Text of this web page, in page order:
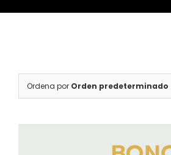
Ordena por Orden predeterminado